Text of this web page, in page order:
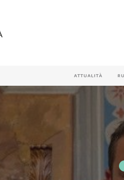
ATTUALITÀ